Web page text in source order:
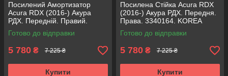
Посилений Амортизатор
Acura RDX (2016-) Акура
РДХ. Передній. Правий.
3340164. KOREA Аксусс!
Готово до відправки
5 780 ₴ 7 225 ₴
Купити
Посилена Стійка Acura RDX
(2016-) Акура РДХ. Передня.
Права. 3340164. KOREA
Аксусс!
Готово до відправки
5 780 ₴ 7 225 ₴
Купити